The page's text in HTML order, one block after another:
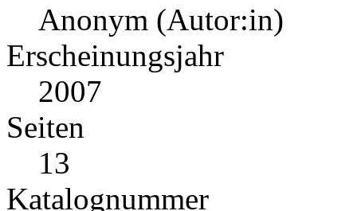
Anonym (Autor:in)
Erscheinungsjahr
2007
Seiten
13
Katalognummer